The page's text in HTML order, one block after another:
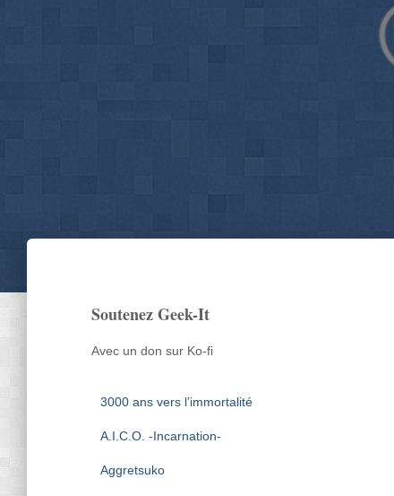
Soutenez Geek-It
Avec un don sur Ko-fi
3000 ans vers l’immortalité
A.I.C.O. -Incarnation-
Aggretsuko